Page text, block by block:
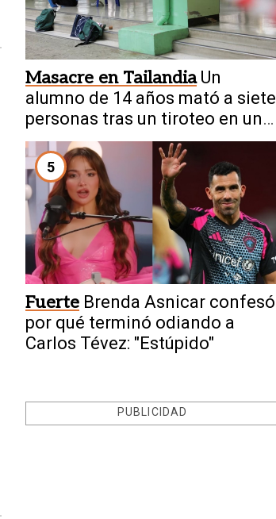
Masacre en Tailandia Un
alumno de 14 años mató a siete
personas tras un tiroteo en una
escuela
5
Fuerte Brenda Asnicar confesó
por qué terminó odiando a
Carlos Tévez: "Estúpido"
PUBLICIDAD